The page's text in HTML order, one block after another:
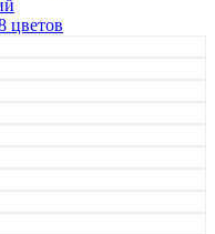
цветов